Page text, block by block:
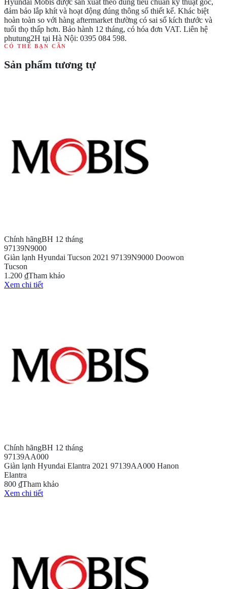
đảm bảo lắp khít và hoạt động đúng thông số thiết kế. Khác biệt
hoàn toàn so với hàng aftermarket thường có sai số kích thước và
tuổi thọ thấp hơn. Bảo hành 12 tháng, có hóa đơn VAT. Liên hệ
phutung2H tại Hà Nội: 0395 084 598.
CÓ THỂ BẠN CẦN
Sản phẩm tương tự
Chính hãngBH 12 tháng
97139N9000
Giàn lạnh Hyundai Tucson 2021 97139N9000 Doowon
Tucson
1.200 ₫Tham khảo
Xem chi tiết
Chính hãngBH 12 tháng
97139AA000
Giàn lạnh Hyundai Elantra 2021 97139AA000 Hanon
Elantra
800 ₫Tham khảo
Xem chi tiết